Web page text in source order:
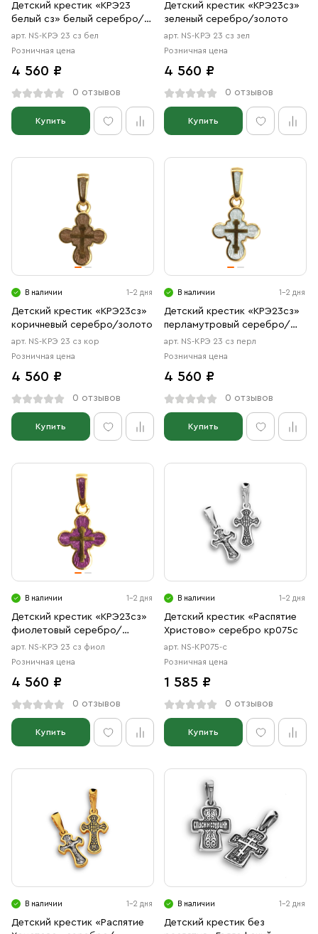
Детский крестик «КРЭ23
белый сз» белый серебро/
золото
арт. NS-КРЭ 23 сз бел
Розничная цена
4 560 ₽
0 отзывов
Купить
Детский крестик «КРЭ23сз»
зеленый серебро/золото
арт. NS-КРЭ 23 сз зел
Розничная цена
4 560 ₽
0 отзывов
Купить
В наличии 1-2 дня
Детский крестик «КРЭ23сз»
коричневый серебро/золото
арт. NS-КРЭ 23 сз кор
Розничная цена
4 560 ₽
0 отзывов
Купить
В наличии 1-2 дня
Детский крестик «КРЭ23сз»
перламутровый серебро/
золото
арт. NS-КРЭ 23 сз перл
Розничная цена
4 560 ₽
0 отзывов
Купить
В наличии 1-2 дня
Детский крестик «КРЭ23сз»
фиолетовый серебро/
золото
арт. NS-КРЭ 23 сз фиол
Розничная цена
4 560 ₽
0 отзывов
Купить
В наличии 1-2 дня
Детский крестик «Распятие
Христово» серебро кр075с
арт. NS-КР075-с
Розничная цена
1 585 ₽
0 отзывов
Купить
В наличии 1-2 дня
Детский крестик «Распятие
В наличии 1-2 дня
Детский крестик без